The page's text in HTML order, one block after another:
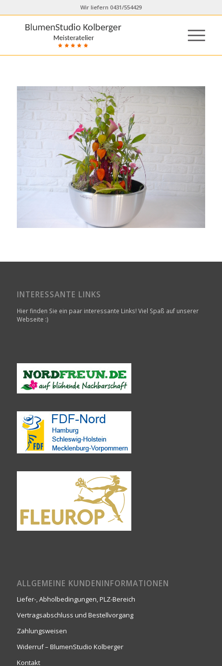
Wir liefern 0431/554429
INTERESSANTE LINKS
Hier finden Sie ein paar interessante Links! Viel Spaß auf unserer
Webseite :)
ALLGEMEINE KUNDENINFORMATIONEN
Liefer-, Abholbedingungen, PLZ-Bereich
Vertragsabschluss und Bestellvorgang
Zahlungsweisen
Widerruf – BlumenStudio Kolberger
Kontakt